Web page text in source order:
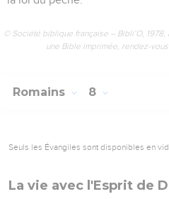
© Société biblique française – Bibli’O,
une Bible imprimée, rendez-
Romains 8
Seuls les Évangiles sont disponibles en
La vie avec l'Esprit de